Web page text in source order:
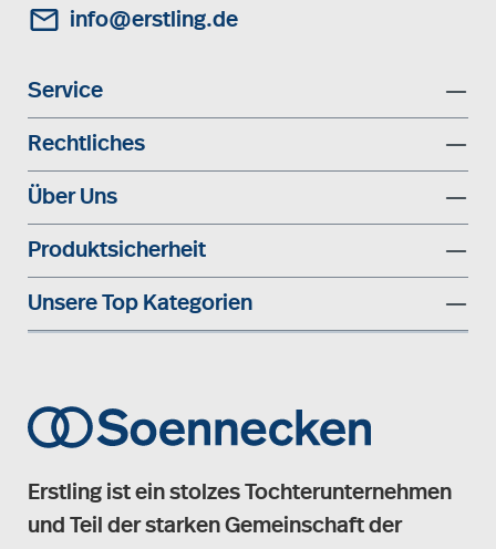
info@erstling.de
Service
Rechtliches
Über Uns
Produktsicherheit
Unsere Top Kategorien
Erstling ist ein stolzes Tochterunternehmen
und Teil der starken Gemeinschaft der